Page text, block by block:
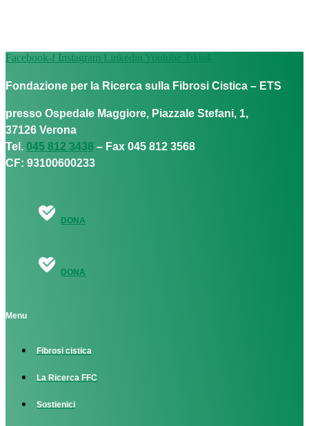
Facebook-f Instagram Linkedin Youtube Tiktok
Fondazione per la Ricerca sulla Fibrosi Cistica – ETS
presso Ospedale Maggiore, Piazzale Stefani, 1,
37126 Verona
Tel. 045 812 3438 – Fax 045 812 3568
CF: 93100600233
DONA
DONA
Menu
Fibrosi cistica
La Ricerca FFC
Sostienici